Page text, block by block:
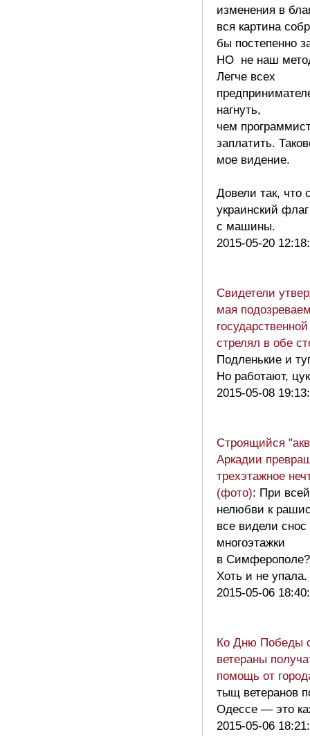
изменения в
вся картина
бы постепенно
НО не наш
Легче всех
нагнуть,
чем
заплатить.
мое видение.
Довели так, что
украинский флаг
с машины.
2015-05-20
Свидетели
мая
стрелял в обе
Подленькие и
Но работают,
2015-05-08
Строящийся
Аркадии
трехэтажное
(фото): При всей
нелюбви к
все видели снос
многоэтажки
в Симферополе?
Хоть и не
2015-05-06
Ко Дню Победы
ветераны
помощь от
тыщ ветеранов
Одессе — это
2015-05-06